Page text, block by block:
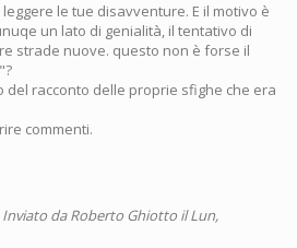
le tue disavventure. E il motivo è
un lato di genialità, il tentativo di
strade nuove. questo non è forse il
del racconto delle proprie sfighe che era
commenti.
Inviato daRoberto Ghiotto il Lun,